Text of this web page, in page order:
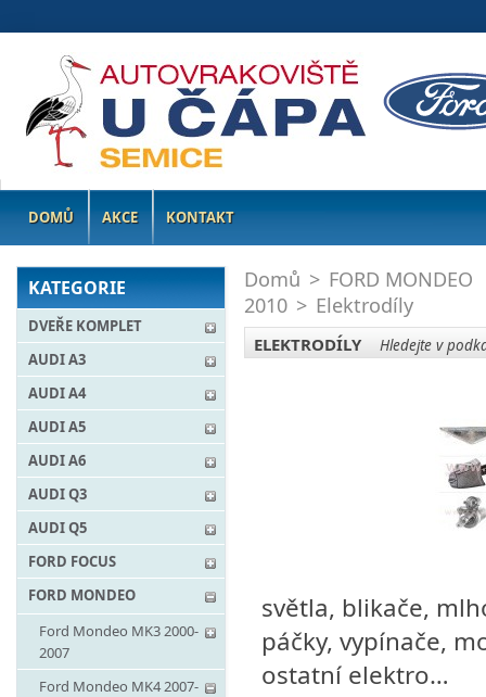
DOMŮ AKCE KONTAKT
KATEGORIE
DVEŘE KOMPLET
AUDI A3
AUDI A4
AUDI A5
AUDI A6
AUDI Q3
AUDI Q5
FORD FOCUS
FORD MONDEO
Ford Mondeo MK3 2000-
2007
Ford Mondeo MK4 2007-
Domů > FORD MONDEO
2010 > Elektrodíly
ELEKTRODÍLY Hledejte v
světla, blikače,
páčky, vypínače,
ostatní elektro…